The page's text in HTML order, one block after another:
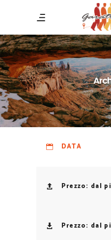
DATA
Prezzo: dal
Prezzo: dal